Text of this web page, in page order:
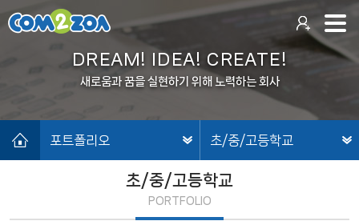
DREAM! IDEA! CREATE!
새로움과 꿈을 실현하기 위해 노력하는 회사
포트폴리오 초/중/고등학교
초/중/고등학교
PORTFOLIO